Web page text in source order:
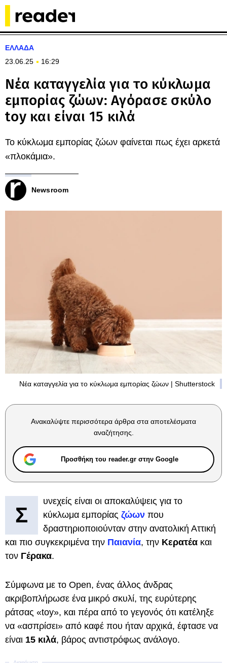
ΕΛΛΑΔΑ
23.06.25
16:29
Νέα καταγγελία για το κύκλωμα
εμπορίας ζώων: Αγόρασε σκύλο
toy και είναι 15 κιλά
Το κύκλωμα εμπορίας ζώων φαίνεται πως έχει αρκετά
«πλοκάμια».
Newsroom
Νέα καταγγελία για το κύκλωμα εμπορίας ζώων | Shutterstock
Ανακαλύψτε περισσότερα άρθρα στα αποτελέσματα
αναζήτησης.
Προσθήκη του reader.gr στην Google
Σ
υνεχείς είναι οι αποκαλύψεις για το
κύκλωμα εμπορίας ζώων που
δραστηριοποιούνταν στην ανατολική Αττική
και πιο συγκεκριμένα την Παιανία, την Κερατέα και
τον Γέρακα.
Σύμφωνα με το Open, ένας άλλος άνδρας
ακριβοπλήρωσε ένα μικρό σκυλί, της ευρύτερης
ράτσας «toy», και πέρα από το γεγονός ότι κατέληξε
να «ασπρίσει» από καφέ που ήταν αρχικά, έφτασε να
είναι 15 κιλά, βάρος αντιστρόφως ανάλογο.